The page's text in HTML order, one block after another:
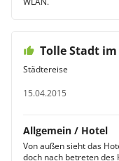
Tolle Stadt
Städtereise
15.04.2015
Allgemein / Hotel
Von außen sieht das
doch nach betreten des